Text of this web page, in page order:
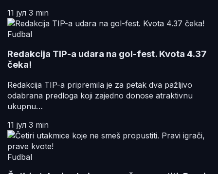
11 јул 3 min
Fudbal
Redakcija TIP-a udara na gol-fest. Kvota 4.37
čeka!
Redakcija TIP-a pripremila je za petak dva pažljivo
odabrana predloga koji zajedno donose atraktivnu
ukupnu…
11 јул 3 min
Fudbal